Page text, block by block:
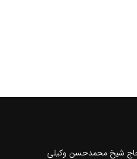
حاج شیخ محمدحسن وکیلی